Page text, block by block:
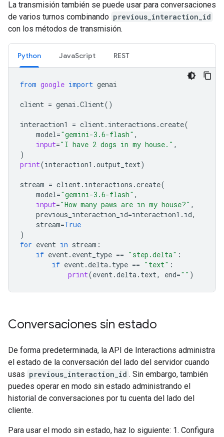
La transmisión también se puede usar para conversaciones
de varios turnos combinando previous_interaction_id
con los métodos de transmisión.
Python JavaScript REST
from google import genai
client = genai .Client()
interaction1 = client. interactions .create(
model="gemini-3.6-flash" ,
input="I have 2 dogs in my house." ,
)
print(interaction1 .output_text)
stream = client. interactions .create(
model="gemini-3.6-flash" ,
input="How many paws are in my house?" ,
previous_interaction_id=interaction1 . id,
stream=True
)
for event in stream :
if event. event_type == "step.delta" :
if event.delta. type == "text" :
print(event.delta. text, end="" )
Conversaciones sin estado
De forma predeterminada, la API de Interactions administra
el estado de la conversación del lado del servidor cuando
usas previous_interaction_id . Sin embargo, también
puedes operar en modo sin estado administrando el
historial de conversaciones por tu cuenta del lado del
cliente.
Para usar el modo sin estado, haz lo siguiente: 1. Configura